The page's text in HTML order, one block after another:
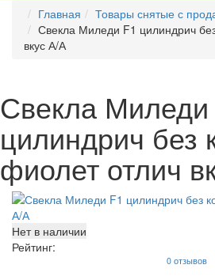
Главная
Товары снятые с
Свекла Миледи F1 цилиндрич
вкус А/А
Свекла Миледи
цилиндрич без
фиолет отлич
Нет в наличии
Рейтинг:
0 отзывов